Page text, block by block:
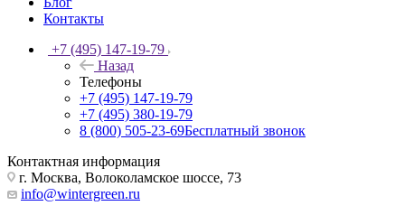
Контакты
+7 (495) 147-19-79
Назад
Телефоны
+7 (495) 147-19-79
+7 (495) 380-19-79
8 (800) 505-23-69Бесплатный звонок
Контактная информация
г. Москва, Волоколамское шоссе, 73
info@wintergreen.ru